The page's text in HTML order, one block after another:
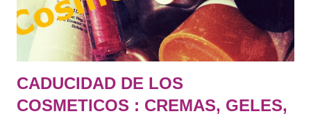
continúa con el tratamiento aplicando una crema de URE...
CADUCIDAD DE LOS
COSMETICOS : CREMAS, GELES,